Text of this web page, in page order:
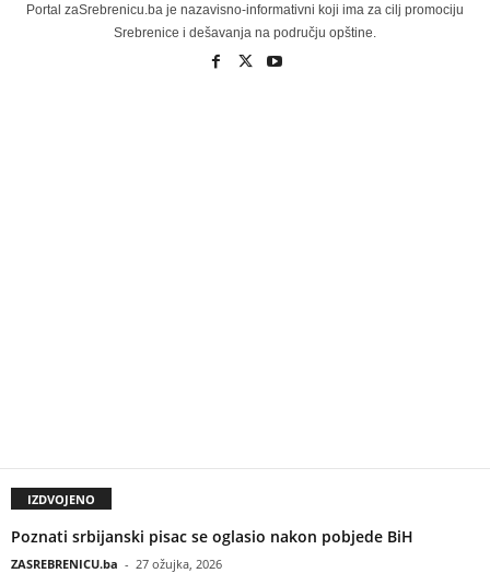
Portal zaSrebrenicu.ba je nazavisno-informativni koji ima za cilj promociju
Srebrenice i dešavanja na području opštine.
IZDVOJENO
Poznati srbijanski pisac se oglasio nakon pobjede BiH
ZASREBRENICU.ba - 27 ožujka, 2026